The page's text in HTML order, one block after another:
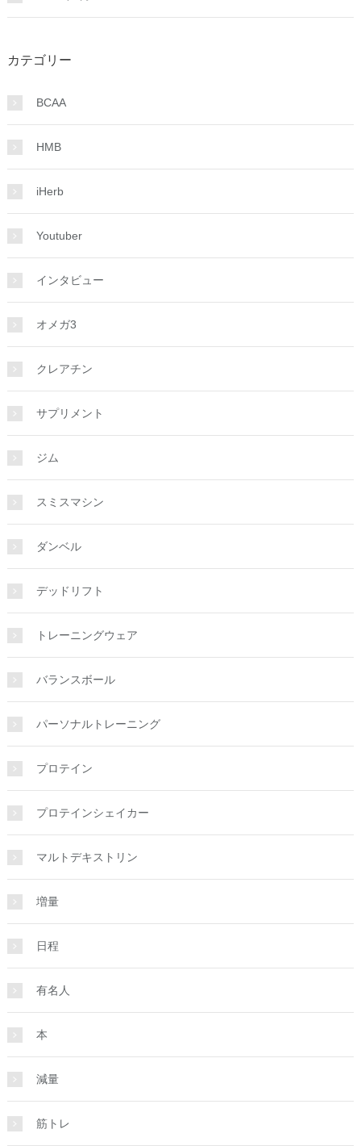
カテゴリー
BCAA
HMB
iHerb
Youtuber
インタビュー
オメガ3
クレアチン
サプリメント
ジム
スミスマシン
ダンベル
デッドリフト
トレーニングウェア
バランスボール
パーソナルトレーニング
プロテイン
プロテインシェイカー
マルトデキストリン
増量
日程
有名人
本
減量
筋トレ